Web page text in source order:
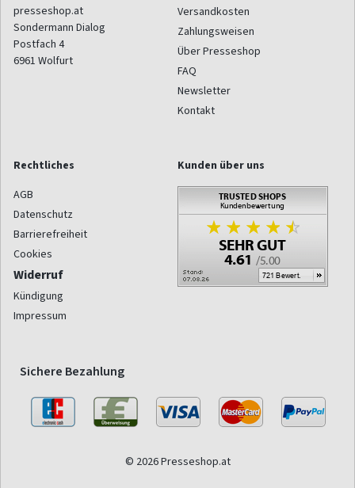
presseshop.at
Sondermann Dialog
Postfach 4
6961 Wolfurt
Versandkosten
Zahlungsweisen
Über Presseshop
FAQ
Newsletter
Kontakt
Rechtliches
AGB
Datenschutz
Barrierefreiheit
Cookies
Widerruf
Kündigung
Impressum
Kunden über uns
Sichere Bezahlung
© 2026 Presseshop.at